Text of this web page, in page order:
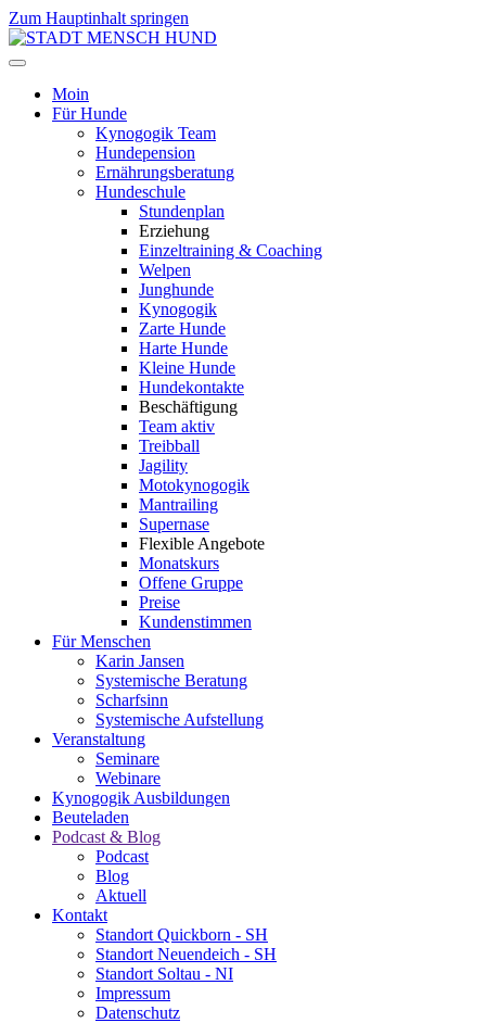
Zum Hauptinhalt springen
Moin
Für Hunde
Kynogogik Team
Hundepension
Ernährungsberatung
Hundeschule
Stundenplan
Erziehung
Einzeltraining & Coaching
Welpen
Junghunde
Kynogogik
Zarte Hunde
Harte Hunde
Kleine Hunde
Hundekontakte
Beschäftigung
Team aktiv
Treibball
Jagility
Motokynogogik
Mantrailing
Supernase
Flexible Angebote
Monatskurs
Offene Gruppe
Preise
Kundenstimmen
Für Menschen
Karin Jansen
Systemische Beratung
Scharfsinn
Systemische Aufstellung
Veranstaltung
Seminare
Webinare
Kynogogik Ausbildungen
Beuteladen
Podcast & Blog
Podcast
Blog
Aktuell
Kontakt
Standort Quickborn - SH
Standort Neuendeich - SH
Standort Soltau - NI
Impressum
Datenschutz